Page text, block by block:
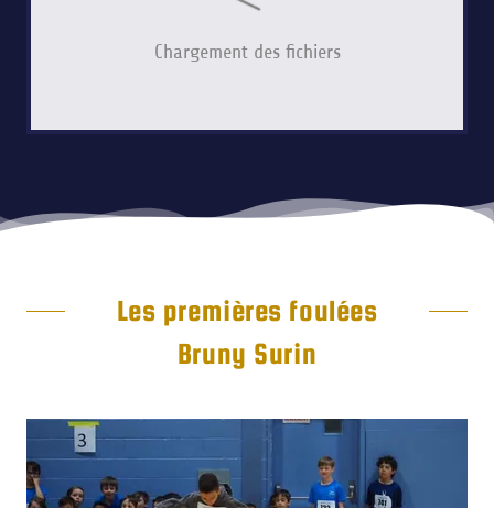
Chargement des fichiers
Les premières foulées
Bruny Surin